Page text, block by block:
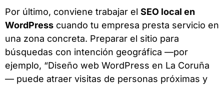
Por último, conviene trabajar el SEO local en
WordPress cuando tu empresa presta servicio en
una zona concreta. Preparar el sitio para
búsquedas con intención geográfica —por
ejemplo, “Diseño web WordPress en La Coruña
— puede atraer visitas de personas próximas y